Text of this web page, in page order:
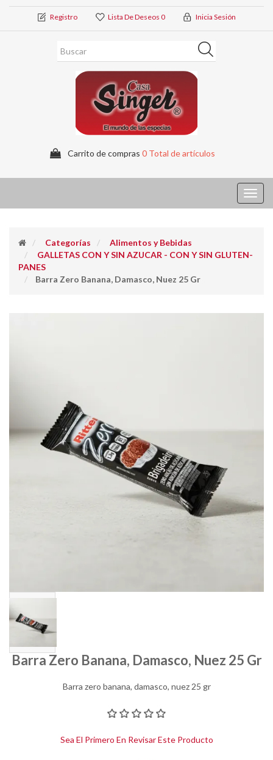
Registro Lista De Deseos 0 Inicia Sesión
Carrito de compras 0 Total de artículos
Categorías
Alimentos y Bebidas
GALLETAS CON Y SIN AZUCAR - CON Y SIN GLUTEN-
PANES
Barra Zero Banana, Damasco, Nuez 25 Gr
Barra Zero Banana, Damasco, Nuez 25 Gr
Barra zero banana, damasco, nuez 25 gr
Sea El Primero En Revisar Este Producto